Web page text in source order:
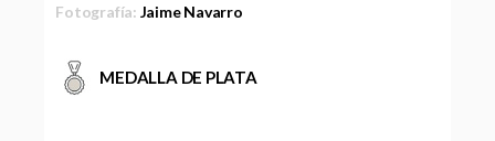
Fotografía: Jaime Navarro
MEDALLA DE PLATA